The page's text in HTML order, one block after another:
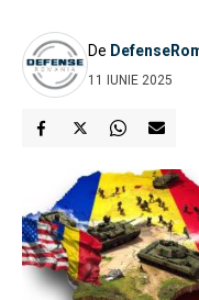
De
11 IUNIE 2025